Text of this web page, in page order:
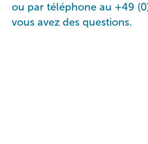
ou par téléphone au +49
vous avez des questions.